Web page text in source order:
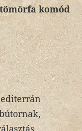
komód